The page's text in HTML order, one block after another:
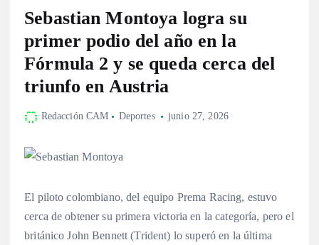
Sebastian Montoya logra su
primer podio del año en la
Fórmula 2 y se queda cerca del
triunfo en Austria
Redacción CAM Deportes junio 27, 2026
El piloto colombiano, del equipo Prema Racing, estuvo
cerca de obtener su primera victoria en la categoría, pero el
británico John Bennett (Trident) lo superó en la última